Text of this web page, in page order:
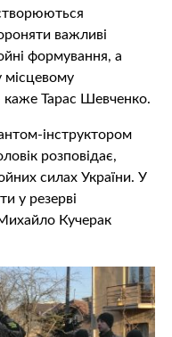
важливі
формування, а
Тарас Шевченко.
інструктором
розповідає,
силах України. У
у резерві
Кучерак